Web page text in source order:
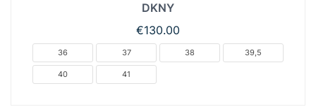
DKNY
€130.00
36 37 38 39,5
40 41